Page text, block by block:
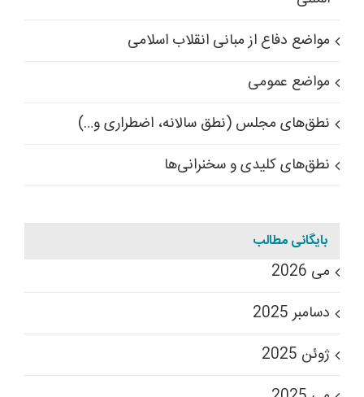
مواضع دفاع از مبانی انقلاب اسلامی
مواضع عمومی
نطق‌های مجلس (نطق سالانه، اضطراری و…)
نطق‌های کلیدی و سخنرانی‌ها
بایگانی مطالب
می 2026
دسامبر 2025
ژوئن 2025